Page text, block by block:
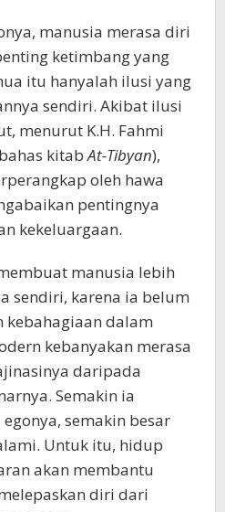
manusia merasa diri
ketimbang yang
itu hanyalah ilusi yang
sendiri. Akibat ilusi
menurut K.H. Fahmi
kitabAt-Tibyan),
oleh hawa
pentingnya
kekeluargaan.
manusia lebih
sendiri, karena ia belum
kebahagiaan dalam
kebanyakan merasa
daripada
Semakin ia
semakin besar
Untuk itu, hidup
akan membantu
diri dari